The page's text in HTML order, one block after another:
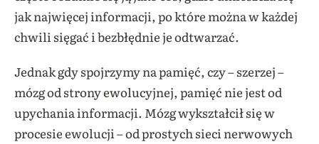
jak najwięcej informacji, po które można w każdej
chwili sięgać i bezbłędnie je odtwarzać.
Jednak gdy spojrzymy na pamięć, czy – szerzej –
mózg od strony ewolucyjnej, pamięć nie jest od
upychania informacji. Mózg wykształcił się w
procesie ewolucji – od prostych sieci nerwowych